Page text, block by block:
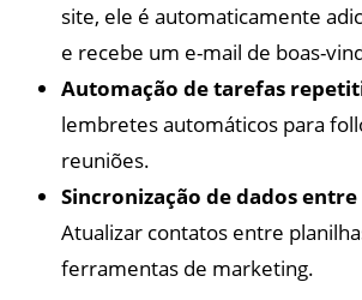
site, ele é automaticamente
e recebe um e-mail de boas-
Automação de tarefas
lembretes automáticos para
reuniões.
Sincronização de dados
Atualizar contatos entre
ferramentas de marketing.